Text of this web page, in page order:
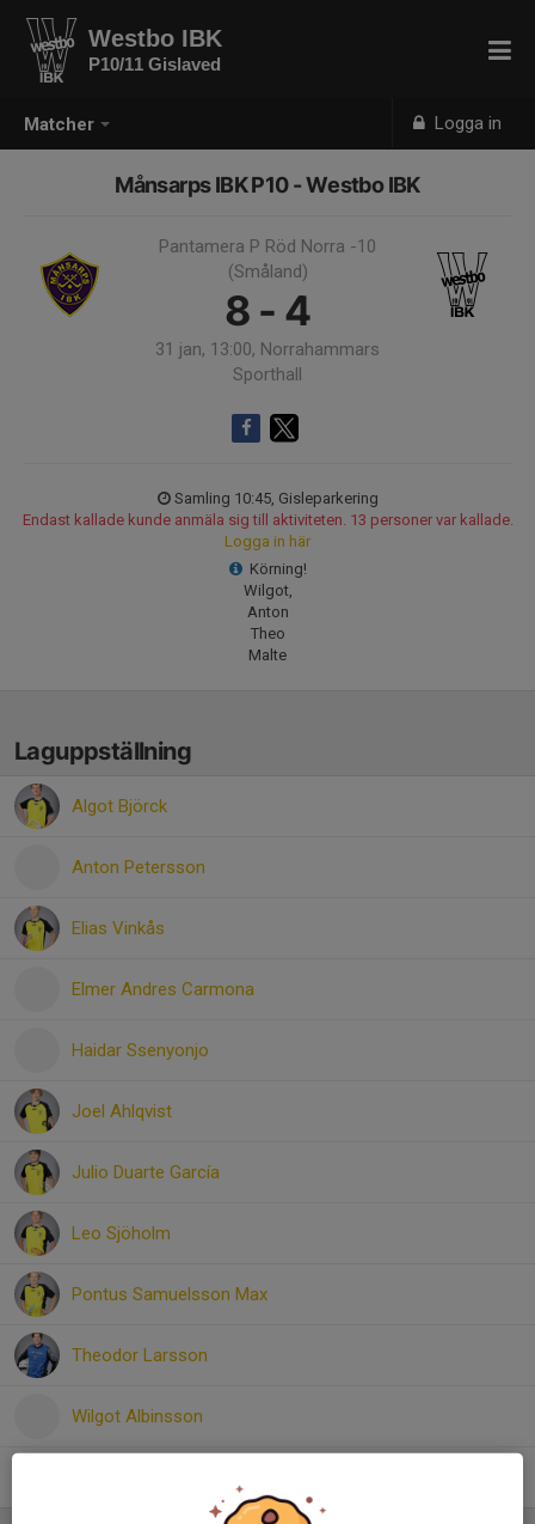
Matcher Logga in
Westbo IBK
P10/11 Gislaved
Månsarps IBK P10 - Westbo IBK
Pantamera P Röd Norra -10
(Småland)
8 - 4
31 jan, 13:00, Norrahammars
Sporthall
Samling 10:45, Gisleparkering
Endast kallade kunde anmäla sig till aktiviteten. 13 personer var kallade.
Logga in här
Körning!
Wilgot,
Anton
Theo
Malte
Laguppställning
Algot Björck
Anton Petersson
Elias Vinkås
Elmer Andres Carmona
Haidar Ssenyonjo
Joel Ahlqvist
Julio Duarte García
Leo Sjöholm
Pontus Samuelsson Max
Theodor Larsson
Wilgot Albinsson